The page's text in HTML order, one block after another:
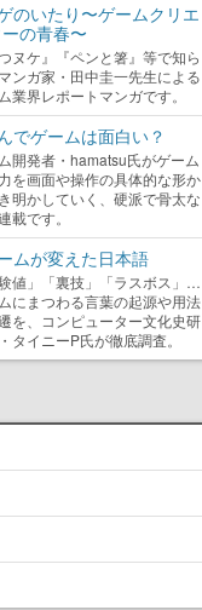
のいたり〜ゲームクリエ
の青春〜
つヌケ』『ペンと箸』等で知ら
ンガ家・田中圭一先生による
業界レポートマンガです。
でゲームは面白い？
開発者・hamatsu氏がゲーム
を画面や操作の具体的な形か
明かしていく、硬派で骨太な
載です。
ムが変えた日本語
験値」「裏技」「ラスボス」…
にまつわる言葉の起源や用法
を、コンピューター文化史研
タイニーP氏が徹底調査。